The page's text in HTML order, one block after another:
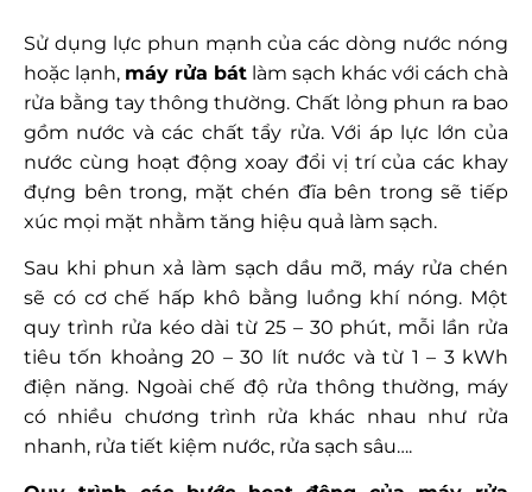
Sử dụng lực phun mạnh của các dòng nước nóng
hoặc lạnh, máy rửa bát làm sạch khác với cách chà
rửa bằng tay thông thường. Chất lỏng phun ra bao
gồm nước và các chất tẩy rửa. Với áp lực lớn của
nước cùng hoạt động xoay đổi vị trí của các khay
đựng bên trong, mặt chén đĩa bên trong sẽ tiếp
xúc mọi mặt nhằm tăng hiệu quả làm sạch.
Sau khi phun xả làm sạch dầu mỡ, máy rửa chén
sẽ có cơ chế hấp khô bằng luồng khí nóng. Một
quy trình rửa kéo dài từ 25 – 30 phút, mỗi lần rửa
tiêu tốn khoảng 20 – 30 lít nước và từ 1 – 3 kWh
điện năng. Ngoài chế độ rửa thông thường, máy
có nhiều chương trình rửa khác nhau như rửa
nhanh, rửa tiết kiệm nước, rửa sạch sâu….